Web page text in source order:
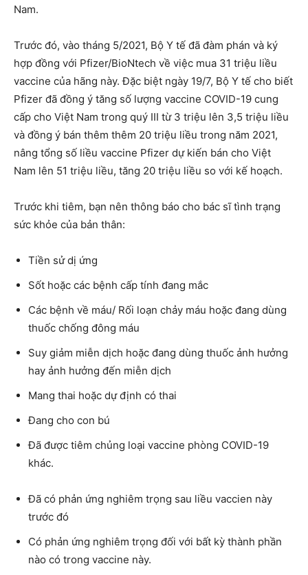
Nam.
Trước đó, vào tháng 5/2021, Bộ Y tế đã đàm phán và ký
hợp đồng với Pfizer/BioNtech về việc mua 31 triệu liều
vaccine của hãng này. Đặc biệt ngày 19/7, Bộ Y tế cho biết
Pfizer đã đồng ý tăng số lượng vaccine COVID-19 cung
cấp cho Việt Nam trong quý III từ 3 triệu lên 3,5 triệu liều
và đồng ý bán thêm thêm 20 triệu liều trong năm 2021,
nâng tổng số liều vaccine Pfizer dự kiến bán cho Việt
Nam lên 51 triệu liều, tăng 20 triệu liều so với kế hoạch.
Trước khi tiêm, bạn nên thông báo cho bác sĩ tình trạng
sức khỏe của bản thân:
Tiền sử dị ứng
Sốt hoặc các bệnh cấp tính đang mắc
Các bệnh về máu/ Rối loạn chảy máu hoặc đang dùng
thuốc chống đông máu
Suy giảm miễn dịch hoặc đang dùng thuốc ảnh hưởng
hay ảnh hưởng đến miễn dịch
Mang thai hoặc dự định có thai
Đang cho con bú
Đã được tiêm chủng loại vaccine phòng COVID-19
khác.
Đã có phản ứng nghiêm trọng sau liều vaccien này
trước đó
Có phản ứng nghiêm trọng đối với bất kỳ thành phần
nào có trong vaccine này.